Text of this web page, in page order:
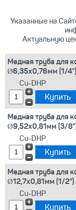
Указанные на
Актуальную
Медная труба для
Ø6,35х0,76мм (1/4")
Cu-DHP
Медная труба для
Ø9,52х0,81мм (3/
Cu-DHP
Медная труба для
Ø12,7х0,81мм (1/2")
Cu-DHP